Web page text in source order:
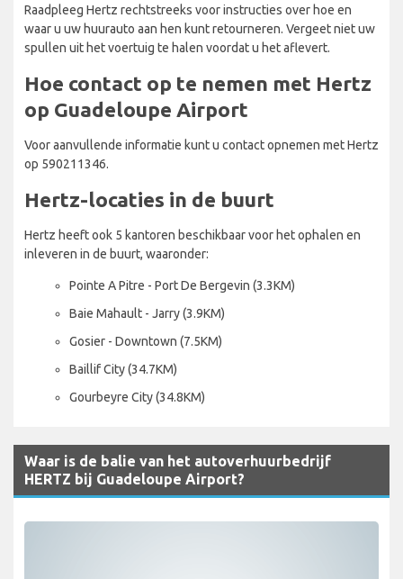
Raadpleeg Hertz rechtstreeks voor instructies over hoe en
waar u uw huurauto aan hen kunt retourneren. Vergeet niet uw
spullen uit het voertuig te halen voordat u het aflevert.
Hoe contact op te nemen met Hertz
op Guadeloupe Airport
Voor aanvullende informatie kunt u contact opnemen met Hertz
op 590211346.
Hertz-locaties in de buurt
Hertz heeft ook 5 kantoren beschikbaar voor het ophalen en
inleveren in de buurt, waaronder:
Pointe A Pitre - Port De Bergevin (3.3KM)
Baie Mahault - Jarry (3.9KM)
Gosier - Downtown (7.5KM)
Baillif City (34.7KM)
Gourbeyre City (34.8KM)
Waar is de balie van het autoverhuurbedrijf
HERTZ bij Guadeloupe Airport?